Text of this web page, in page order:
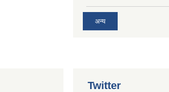
अन्य
Twitter